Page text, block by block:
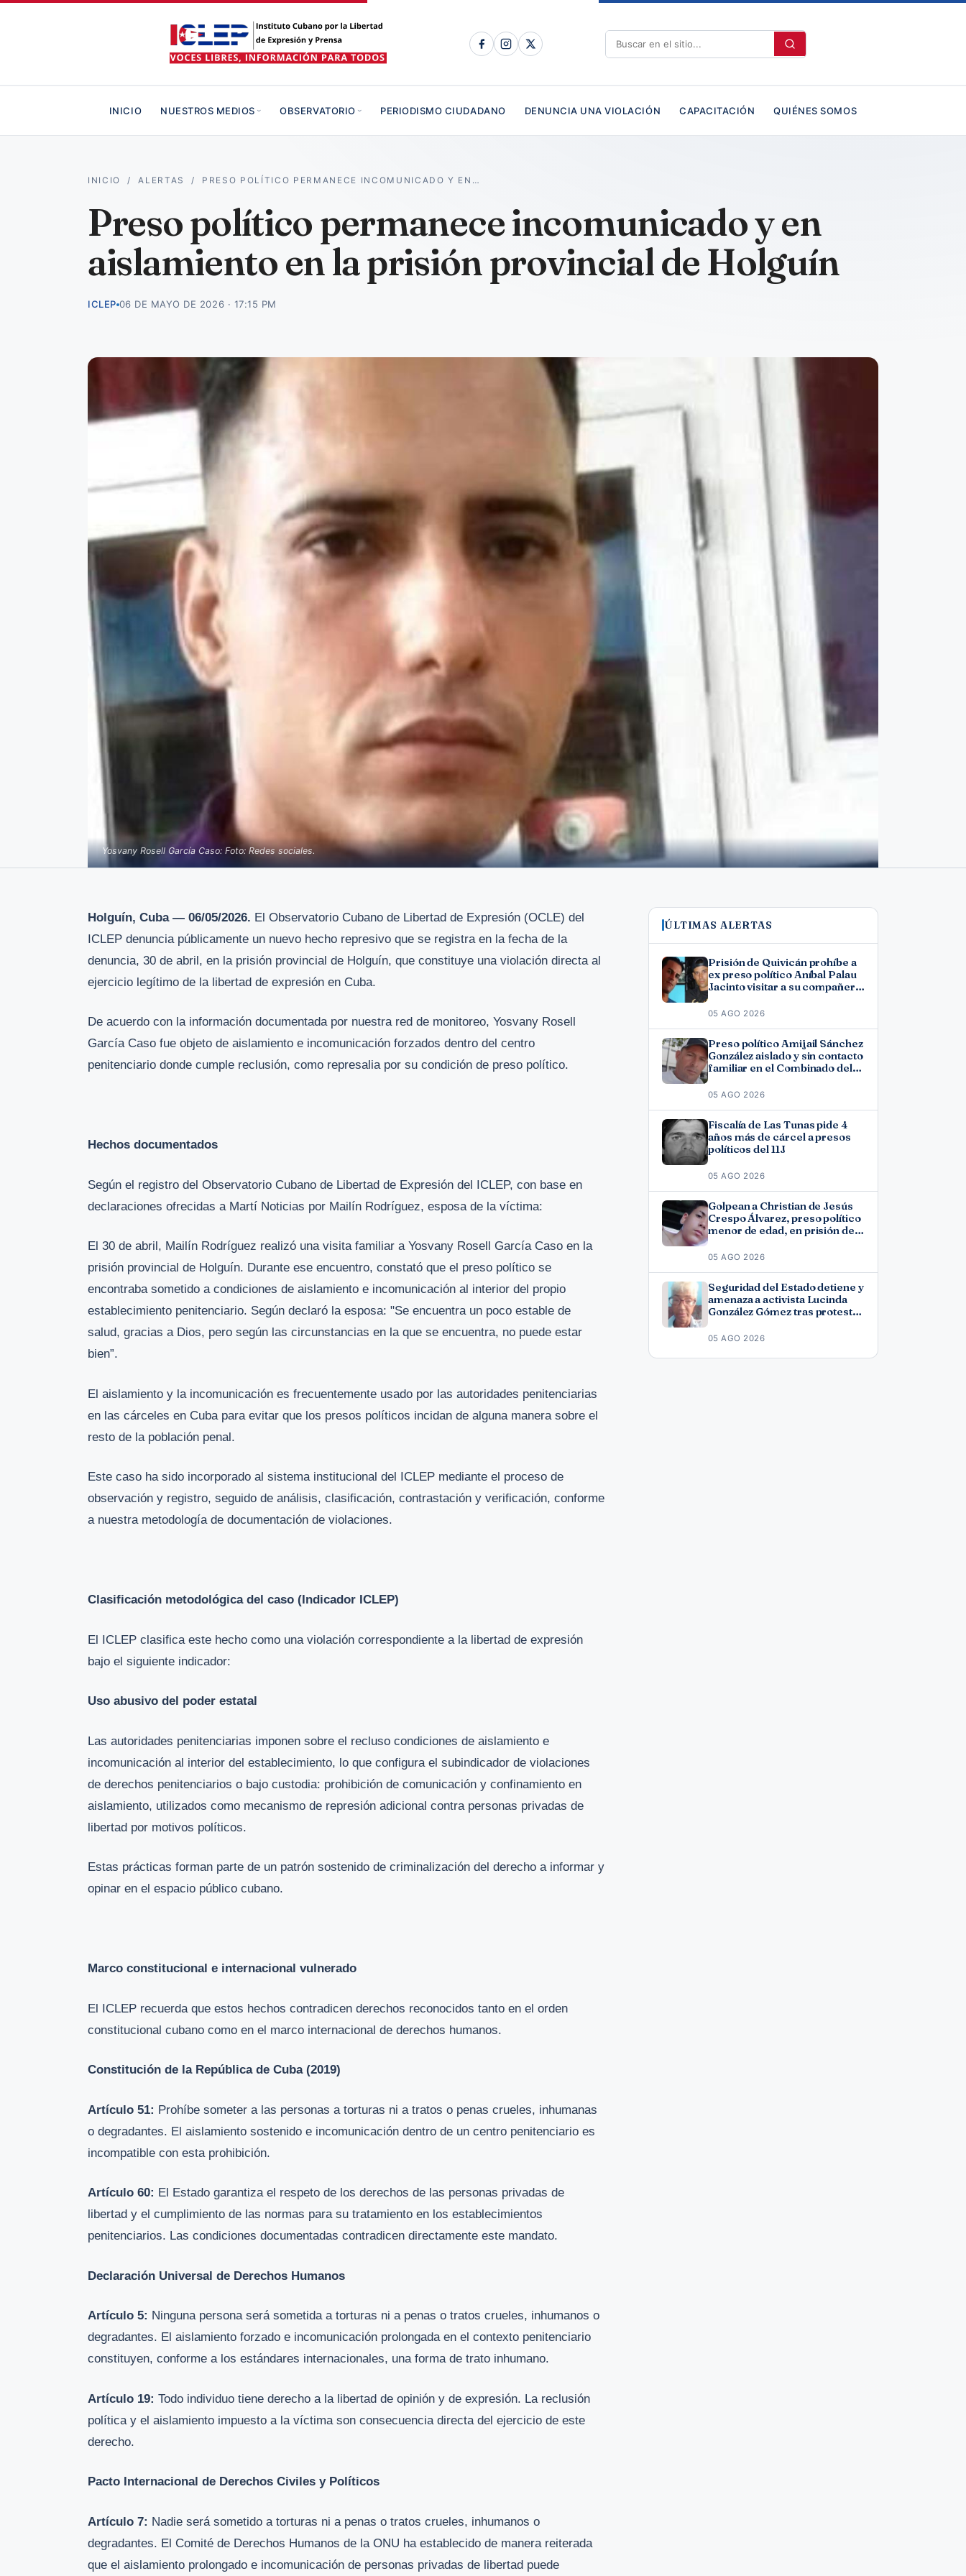
INICIO NUESTROS MEDIOS OBSERVATORIO PERIODISMO CIUDADANO DENUNCIA UNA VIOLACIÓN CAPACITACIÓN QUIÉNES SOMOS
INICIO /ALERTAS / PRESO POLÍTICO PERMANECE INCOMUNICADO Y EN…
Preso político permanece incomunicado y en
aislamiento en la prisión provincial de Holguín
ICLEP 06 DE MAYO DE 2026 · 17:15 PM
Yosvany Rosell García Caso: Foto: Redes sociales.
Holguín, Cuba — 06/05/2026. El Observatorio Cubano de Libertad de Expresión (OCLE) del
ICLEP denuncia públicamente un nuevo hecho represivo que se registra en la fecha de la
denuncia, 30 de abril, en la prisión provincial de Holguín, que constituye una violación directa al
ejercicio legítimo de la libertad de expresión en Cuba.
De acuerdo con la información documentada por nuestra red de monitoreo, Yosvany Rosell
García Caso fue objeto de aislamiento e incomunicación forzados dentro del centro
penitenciario donde cumple reclusión, como represalia por su condición de preso político.
Hechos documentados
Según el registro del Observatorio Cubano de Libertad de Expresión del ICLEP, con base en
declaraciones ofrecidas a Martí Noticias por Mailín Rodríguez, esposa de la víctima:
El 30 de abril, Mailín Rodríguez realizó una visita familiar a Yosvany Rosell García Caso en la
prisión provincial de Holguín. Durante ese encuentro, constató que el preso político se
encontraba sometido a condiciones de aislamiento e incomunicación al interior del propio
establecimiento penitenciario. Según declaró la esposa: "Se encuentra un poco estable de
salud, gracias a Dios, pero según las circunstancias en la que se encuentra, no puede estar
bien”.
El aislamiento y la incomunicación es frecuentemente usado por las autoridades penitenciarias
en las cárceles en Cuba para evitar que los presos políticos incidan de alguna manera sobre el
resto de la población penal.
Este caso ha sido incorporado al sistema institucional del ICLEP mediante el proceso de
observación y registro, seguido de análisis, clasificación, contrastación y verificación, conforme
a nuestra metodología de documentación de violaciones.
Clasificación metodológica del caso (Indicador ICLEP)
El ICLEP clasifica este hecho como una violación correspondiente a la libertad de expresión
bajo el siguiente indicador:
Uso abusivo del poder estatal
Las autoridades penitenciarias imponen sobre el recluso condiciones de aislamiento e
incomunicación al interior del establecimiento, lo que configura el subindicador de violaciones
de derechos penitenciarios o bajo custodia: prohibición de comunicación y confinamiento en
aislamiento, utilizados como mecanismo de represión adicional contra personas privadas de
libertad por motivos políticos.
Estas prácticas forman parte de un patrón sostenido de criminalización del derecho a informar y
opinar en el espacio público cubano.
Marco constitucional e internacional vulnerado
El ICLEP recuerda que estos hechos contradicen derechos reconocidos tanto en el orden
constitucional cubano como en el marco internacional de derechos humanos.
Constitución de la República de Cuba (2019)
Artículo 51: Prohíbe someter a las personas a torturas ni a tratos o penas crueles, inhumanas
o degradantes. El aislamiento sostenido e incomunicación dentro de un centro penitenciario es
incompatible con esta prohibición.
Artículo 60: El Estado garantiza el respeto de los derechos de las personas privadas de
libertad y el cumplimiento de las normas para su tratamiento en los establecimientos
penitenciarios. Las condiciones documentadas contradicen directamente este mandato.
Declaración Universal de Derechos Humanos
Artículo 5: Ninguna persona será sometida a torturas ni a penas o tratos crueles, inhumanos o
degradantes. El aislamiento forzado e incomunicación prolongada en el contexto penitenciario
constituyen, conforme a los estándares internacionales, una forma de trato inhumano.
Artículo 19: Todo individuo tiene derecho a la libertad de opinión y de expresión. La reclusión
política y el aislamiento impuesto a la víctima son consecuencia directa del ejercicio de este
derecho.
Pacto Internacional de Derechos Civiles y Políticos
Artículo 7: Nadie será sometido a torturas ni a penas o tratos crueles, inhumanos o
degradantes. El Comité de Derechos Humanos de la ONU ha establecido de manera reiterada
que el aislamiento prolongado e incomunicación de personas privadas de libertad puede
ÚLTIMAS ALERTAS
Prisión de Quivicán prohíbe a
ex preso político Aníbal Palau
Jacinto visitar a su compañero
Fonseca
05 AGO 2026
Preso político Amijail Sánchez
González aislado y sin contacto
familiar en el Combinado del
05 AGO 2026
Fiscalía de Las Tunas pide 4
años más de cárcel a presos
políticos del 11J
05 AGO 2026
Golpean a Christian de Jesús
Crespo Álvarez, preso político
menor de edad, en prisión de
05 AGO 2026
Seguridad del Estado detiene y
amenaza a activista Lucinda
González Gómez tras protesta
05 AGO 2026